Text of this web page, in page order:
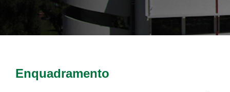
Enquadramento